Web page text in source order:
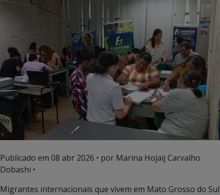
Publicado em 08 abr 2026 • por Marina Hojaij Carvalho
Dobashi •
Migrantes internacionais que vivem em Mato Grosso do Sul